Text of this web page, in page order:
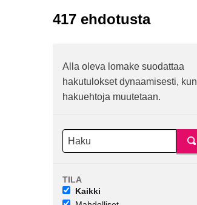
417 ehdotusta
Alla oleva lomake suodattaa
hakutulokset dynaamisesti, kun
hakuehtoja muutetaan.
TILA
Kaikki